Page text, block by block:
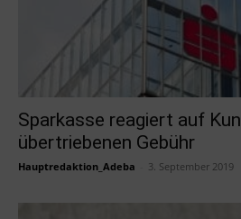
Sparkasse reagiert auf
übertriebenen Gebühr
Hauptredaktion_Adeba 3. September 2019